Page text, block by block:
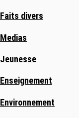
Faits divers
Medias
Jeunesse
Enseignement
Environnement